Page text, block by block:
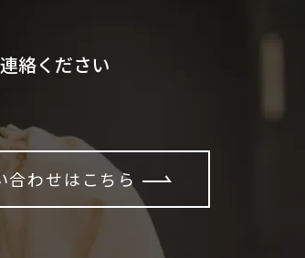
絡ください
合わせはこちら